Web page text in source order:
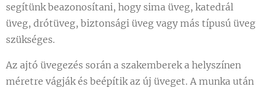
segítünk beazonosítani, hogy sima üveg, katedrál
üveg, drótüveg, biztonsági üveg vagy más típusú üveg
szükséges.
Az ajtó üvegezés során a szakemberek a helyszínen
méretre vágják és beépítik az új üveget. A munka után